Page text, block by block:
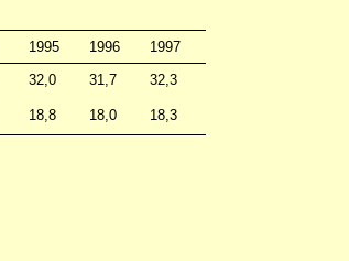
1995 1996 1997
32,0 31,7 32,3
18,8 18,0 18,3